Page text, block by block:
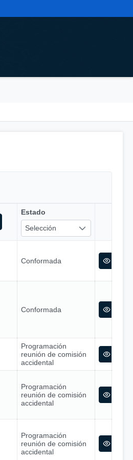
Estado
Selección
Conformada
Conformada
Programación
reunión de comisión
accidental
Programación
reunión de comisión
accidental
Programación
reunión de comisión
accidental